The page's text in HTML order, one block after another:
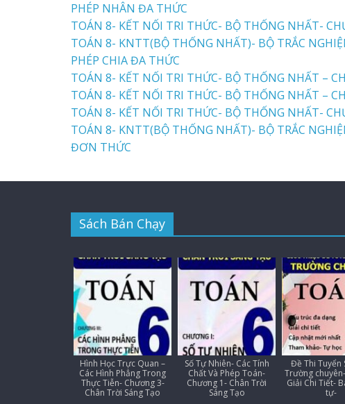
PHÉP NHÂN ĐA THỨC
TOÁN 8- KẾT NỐI TRI THỨC- BỘ THỐNG NHẤT-
TOÁN 8- KNTT(BỘ THỐNG NHẤT)- BỘ TRẮC
PHÉP CHIA ĐA THỨC
TOÁN 8- KẾT NỐI TRI THỨC- BỘ THỐNG NHẤT –
TOÁN 8- KẾT NỐI TRI THỨC- BỘ THỐNG NHẤT –
TOÁN 8- KẾT NỐI TRI THỨC- BỘ THỐNG NHẤT-
TOÁN 8- KNTT(BỘ THỐNG NHẤT)- BỘ TRẮC
ĐƠN THỨC
Sách Bán Chạy
Hình Học Trực Quan –
Các Hình Phẳng Trong
Thực Tiễn- Chương 3-
Chân Trời Sáng Tạo
Số Tự Nhiên- Các Tính
Chất Và Phép Toán-
Chương 1- Chân Trời
Sáng Tạo
Đề Thi Tuyển
Trường
Giải Chi Tiết-
tự-